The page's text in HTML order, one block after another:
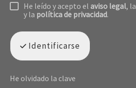
He leído y acepto el aviso legal, la
y la política de privacidad.
Identificarse
He olvidado la clave